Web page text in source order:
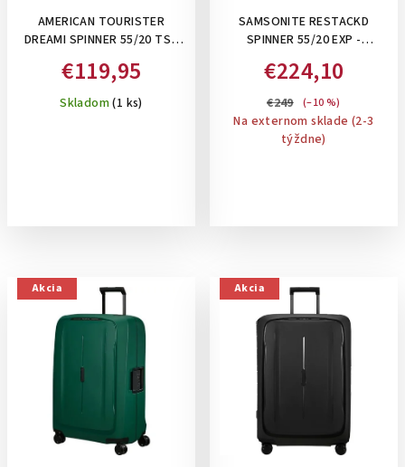
AMERICAN TOURISTER
DREAMI SPINNER 55/20 TSA
KUFOR, BLEDOMODRÝ
€119,95
Skladom(1 ks)
SAMSONITE RESTACKD
SPINNER 55/20 EXP -
39/45 L KUFOR S
ORGANIZÉROM A
PERSONALIZAČNÝMI
NÁLEPKAMI: MIDNIGHT
€224,10
€249 (–10 %)
Na externom sklade (2-3
týždne)
Akcia Akcia